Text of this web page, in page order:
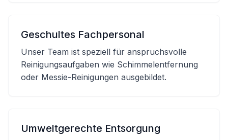
Geschultes Fachpersonal
Unser Team ist speziell für anspruchsvolle
Reinigungsaufgaben wie Schimmelentfernung
oder Messie-Reinigungen ausgebildet.
Umweltgerechte Entsorgung